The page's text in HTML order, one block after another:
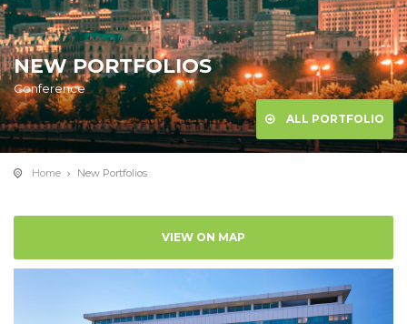
NEW PORTFOLIOS
Conference
ALL PORTFOLIO
Home New Portfolios
VIEW ON MAP